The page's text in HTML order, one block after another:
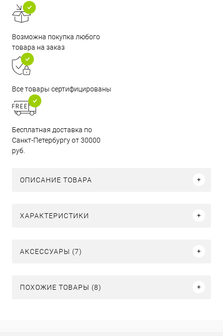
Возможна покупка любого
товара на заказ
Все товары сертифицированы
Бесплатная доставка по
Санкт-Петербургу от 30000
руб.
ОПИСАНИЕ ТОВАРА
ХАРАКТЕРИСТИКИ
АКСЕССУАРЫ (7)
ПОХОЖИЕ ТОВАРЫ (8)